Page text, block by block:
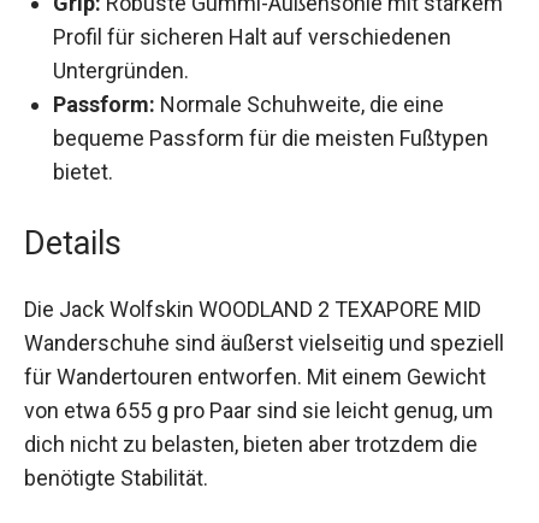
Grip: Robuste Gummi-Außensohle mit
starkem Profil für sicheren Halt auf
verschiedenen Untergründen.
Passform: Normale Schuhweite, die eine
bequeme Passform für die meisten Fußtypen
bietet.
Details
Die Jack Wolfskin WOODLAND 2 TEXAPORE MID
Wanderschuhe sind äußerst vielseitig und
speziell für Wandertouren entworfen. Mit einem
Gewicht von etwa 655 g pro Paar sind sie leicht
genug, um dich nicht zu belasten, bieten aber
trotzdem die benötigte Stabilität.